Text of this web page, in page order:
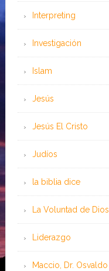
Interpreting
Investigación
Islam
Jesús
Jesús El Cristo
Judíos
la biblia dice
La Voluntad de Dios
Liderazgo
Maccio, Dr. Osvaldo